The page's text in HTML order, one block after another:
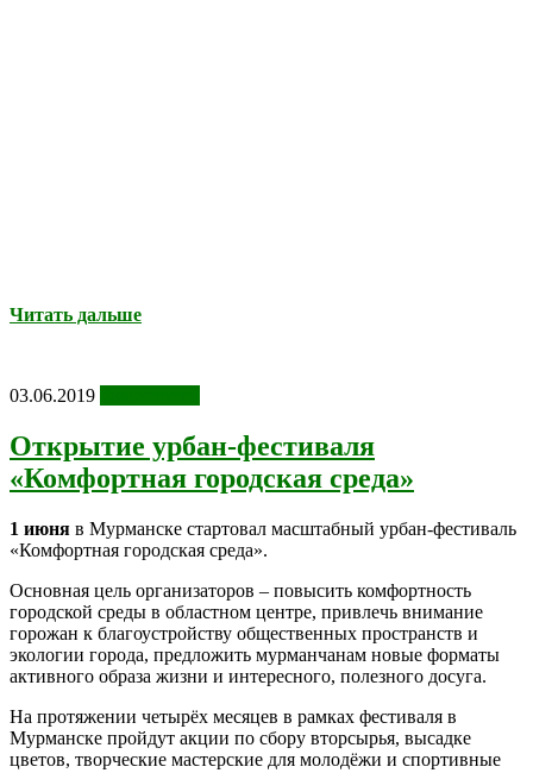
Читать дальше
03.06.2019
Открытие урбан-фестиваля
«Комфортная городская среда»
1 июня в Мурманске стартовал масштабный урбан-фестиваль
«Комфортная городская среда».
Основная цель организаторов – повысить комфортность
городской среды в областном центре, привлечь внимание
горожан к благоустройству общественных пространств и
экологии города, предложить мурманчанам новые форматы
активного образа жизни и интересного, полезного досуга.
На протяжении четырёх месяцев в рамках фестиваля в
Мурманске пройдут акции по сбору вторсырья, высадке
цветов, творческие мастерские для молодёжи и спортивные